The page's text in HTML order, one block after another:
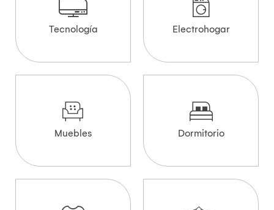
Tecnología Electrohogar
Muebles Dormitorio